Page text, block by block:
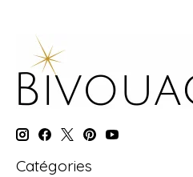
Catégories